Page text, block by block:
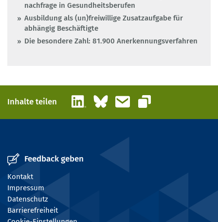
nachfrage in Gesundheitsberufen
Ausbildung als (un)freiwillige Zusatzaufgabe für
abhängig Beschäftigte
Die besondere Zahl: 81.900 Anerkennungsverfahren
Inhalte teilen LinkedInBlueskyE-Mail
Link kopieren
Feedback geben
Kontakt
Impressum
Datenschutz
Barrierefreiheit